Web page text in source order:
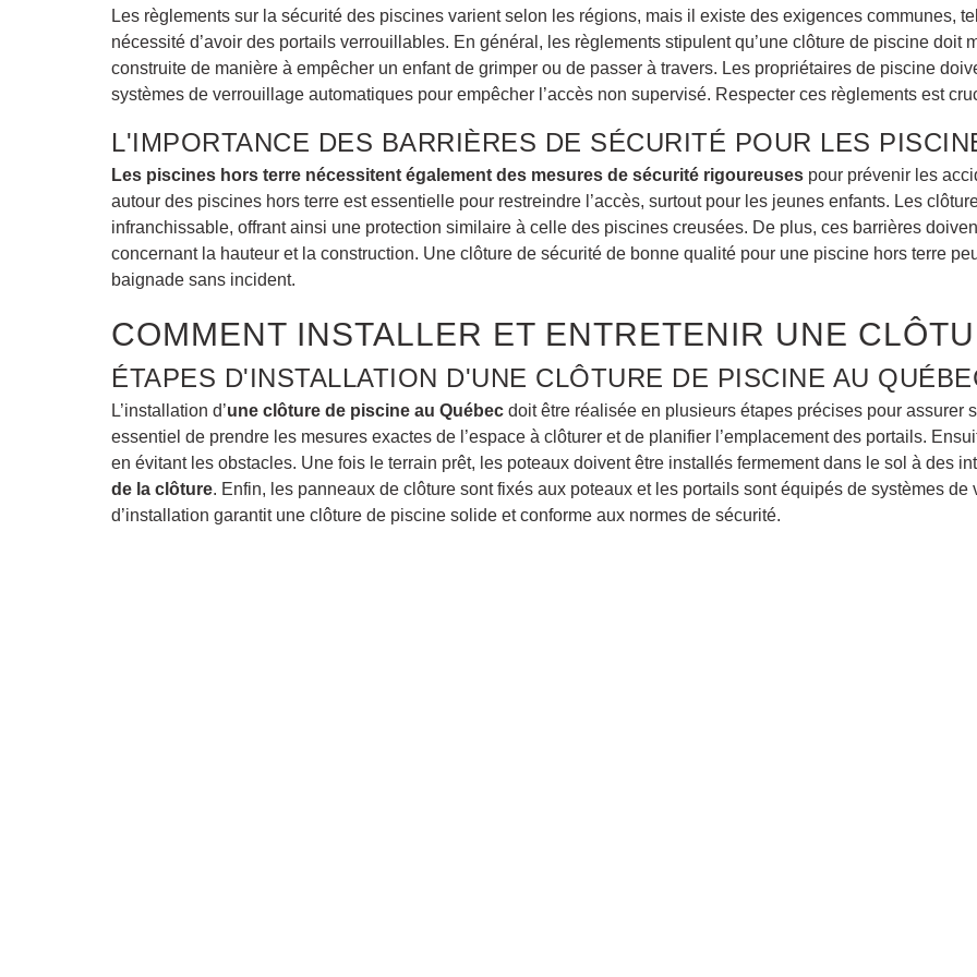
Les règlements sur la sécurité des piscines varient selon les régions, mais il existe des exigences communes,
nécessité d’avoir des portails verrouillables. En général, les règlements stipulent qu’une clôture de piscine doit
construite de manière à empêcher un enfant de grimper ou de passer à travers. Les propriétaires de piscine
systèmes de verrouillage automatiques pour empêcher l’accès non supervisé. Respecter ces règlements est
L'IMPORTANCE DES BARRIÈRES DE SÉCURITÉ POUR LES
Les piscines hors terre nécessitent également des mesures de sécurité rigoureuses pour prévenir les
autour des piscines hors terre est essentielle pour restreindre l’accès, surtout pour les jeunes enfants. Les
infranchissable, offrant ainsi une protection similaire à celle des piscines creusées. De plus, ces barrières
concernant la hauteur et la construction. Une clôture de sécurité de bonne qualité pour une piscine hors terre
baignade sans incident.
COMMENT INSTALLER ET ENTRETENIR UNE
ÉTAPES D'INSTALLATION D'UNE CLÔTURE DE PISCINE AU
L’installation d’une clôture de piscine au Québec doit être réalisée en plusieurs étapes précises pour assurer
essentiel de prendre les mesures exactes de l’espace à clôturer et de planifier l’emplacement des portails.
en évitant les obstacles. Une fois le terrain prêt, les poteaux doivent être installés fermement dans le sol à des
de la clôture. Enfin, les panneaux de clôture sont fixés aux poteaux et les portails sont équipés de systèmes
d’installation garantit une clôture de piscine solide et conforme aux normes de sécurité.